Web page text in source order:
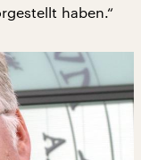
haben.“